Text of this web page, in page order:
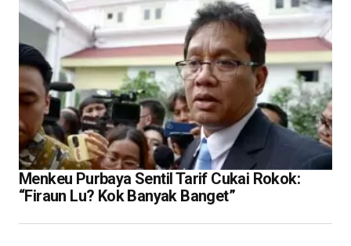
Menkeu Purbaya Sentil Tarif Cukai Rokok:
“Firaun Lu? Kok Banyak Banget”